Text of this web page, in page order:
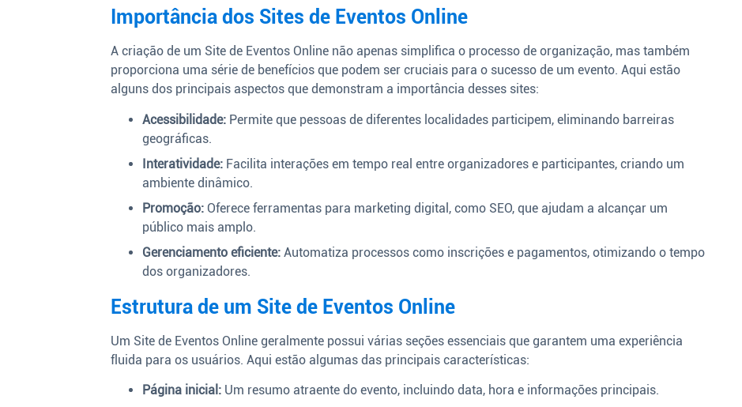
Importância dos Sites de Eventos Online
A criação de um Site de Eventos Online não apenas simplifica o processo de organização, mas também
proporciona uma série de benefícios que podem ser cruciais para o sucesso de um evento. Aqui estão
alguns dos principais aspectos que demonstram a importância desses sites:
Acessibilidade: Permite que pessoas de diferentes localidades participem, eliminando barreiras
geográficas.
Interatividade: Facilita interações em tempo real entre organizadores e participantes, criando um
ambiente dinâmico.
Promoção: Oferece ferramentas para marketing digital, como SEO, que ajudam a alcançar um
público mais amplo.
Gerenciamento eficiente: Automatiza processos como inscrições e pagamentos, otimizando o tempo
dos organizadores.
Estrutura de um Site de Eventos Online
Um Site de Eventos Online geralmente possui várias seções essenciais que garantem uma experiência
fluida para os usuários. Aqui estão algumas das principais características:
Página inicial: Um resumo atraente do evento, incluindo data, hora e informações principais.